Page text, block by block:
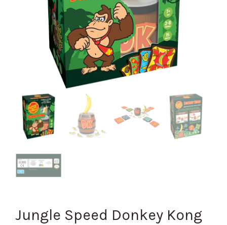
Jungle Speed Donkey Kong